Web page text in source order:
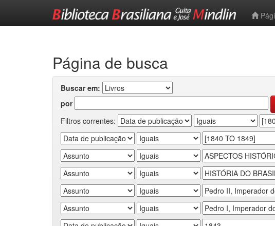
Página de busca
Buscar em:
por
Filtros correntes: